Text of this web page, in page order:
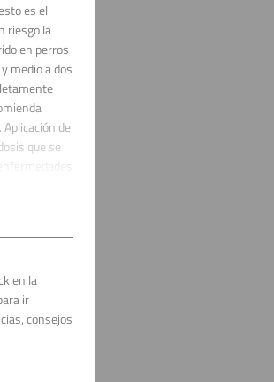
es el
riesgo la
en perros
medio a dos
de
que se
de
tener un
médico
en la
ir
consejos